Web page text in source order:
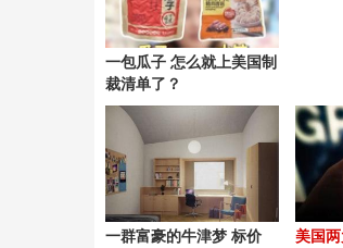
一包瓜子 怎么就上美国制
裁清单了？
一群富豪的牛津梦 标价
美国